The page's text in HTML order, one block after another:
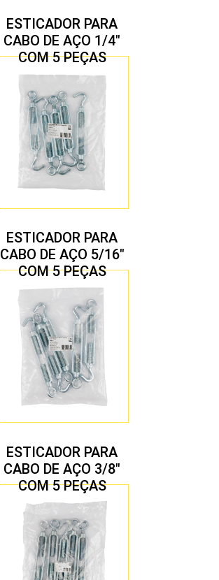
ESTICADOR PARA
CABO DE AÇO 1/4″
COM 5 PEÇAS
ESTICADOR PARA
CABO DE AÇO 5/16″
COM 5 PEÇAS
ESTICADOR PARA
CABO DE AÇO 3/8″
COM 5 PEÇAS